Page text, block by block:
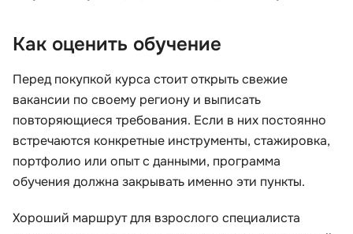
Как оценить обучение
Перед покупкой курса стоит открыть свежие
вакансии по своему региону и выписать
повторяющиеся требования. Если в них постоянно
встречаются конкретные инструменты, стажировка,
портфолио или опыт с данными, программа
обучения должна закрывать именно эти пункты.
Хороший маршрут для взрослого специалиста